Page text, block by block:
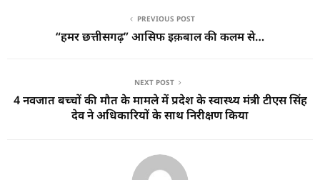
PREVIOUS POST
“हमर छत्तीसगढ़” आसिफ इक़बाल की कलम से…
NEXT POST
4 नवजात बच्चों की मौत के मामले में प्रदेश के स्वास्थ्य मंत्री टीएस सिंह
देव ने अधिकारियों के साथ निरीक्षण किया